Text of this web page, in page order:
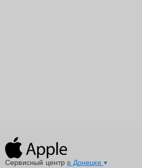
Сервисный центр в Донецке